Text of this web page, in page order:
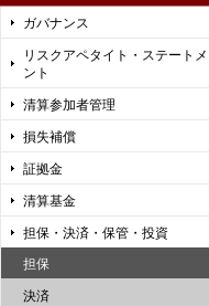
ガバナンス
リスクアペタイト・ステートメ
ント
清算参加者管理
損失補償
証拠金
清算基金
担保・決済・保管・投資
担保
決済